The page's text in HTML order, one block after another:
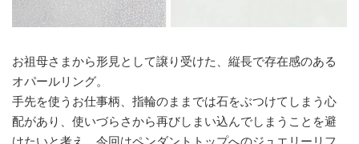
お祖母さまから形見として譲り受けた、縦長で存在感のある
オパールリング。
手先を使うお仕事柄、指輪のままでは石をぶつけてしまう心
配があり、使いづらさから再びしまい込んでしまうことを避